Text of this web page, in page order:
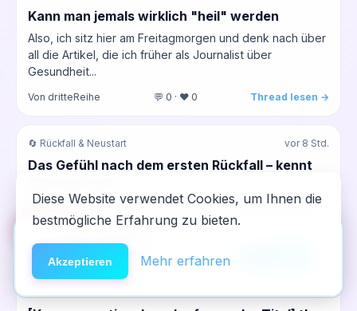
Kann man jemals wirklich "heil" werden
Also, ich sitz hier am Freitagmorgen und denk nach über
all die Artikel, die ich früher als Journalist über
Gesundheit...
Von dritteReihe 💬 0 · ❤️ 0 Thread lesen →
🔄 Rückfall & Neustart vor 8 Std.
Das Gefühl nach dem ersten Rückfall – kennt
Ich saß heute Morgen einfach nur da und musste krass
an die Zeit denken, als ich noch im Knast saß...
Von patrick_meth
🆘Hilfe
NeelixberliN auf dem Homescreen —
wie eine echte App.
Diese Website verwendet Cookies, um Ihnen die
bestmögliche Erfahrung zu bieten.
Akzeptieren Mehr erfahren